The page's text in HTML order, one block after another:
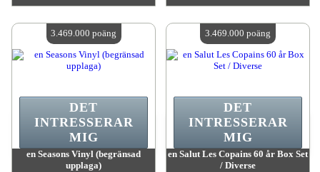
Antal tillgängliga:4
Antal tillgängliga:4
en Seasons Vinyl (begränsad
upplaga)
DET
INTRESSERAR
MIG
3.469.000 poäng
en Salut Les Copains 60 år Box Set
/ Diverse
DET
INTRESSERAR
MIG
3.469.000 poäng